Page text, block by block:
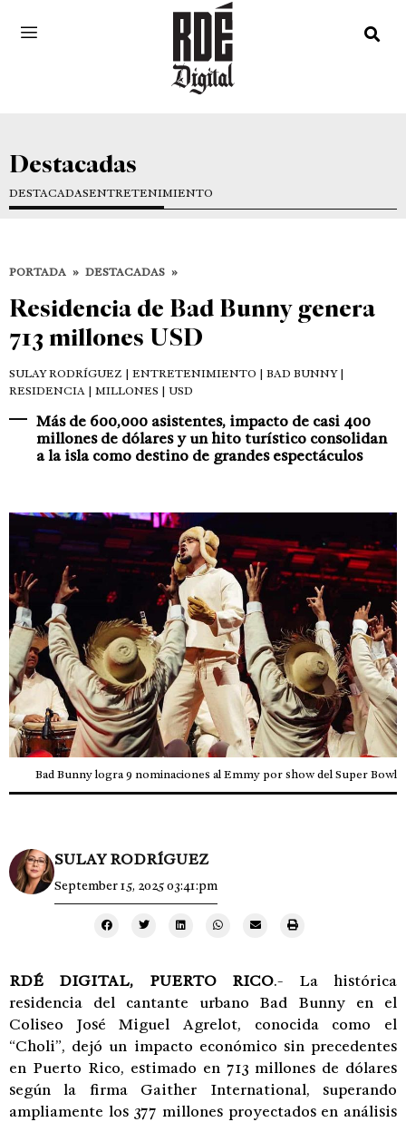
Destacadas
DESTACADASENTRETENIMIENTO
PORTADA » DESTACADAS »
Residencia de Bad Bunny genera
713 millones USD
SULAY RODRÍGUEZ | ENTRETENIMIENTO | BAD BUNNY |
RESIDENCIA | MILLONES | USD
Más de 600,000 asistentes, impacto de casi 400
millones de dólares y un hito turístico consolidan
a la isla como destino de grandes espectáculos
Bad Bunny logra 9 nominaciones al Emmy por show del Super Bowl
SULAY RODRÍGUEZ
September 15, 2025 03:41:pm
RDÉ DIGITAL, PUERTO RICO.- La histórica
residencia del cantante urbano Bad Bunny en el
Coliseo José Miguel Agrelot, conocida como el
“Choli”, dejó un impacto económico sin precedentes
en Puerto Rico, estimado en 713 millones de dólares
según la firma Gaither International, superando
ampliamente los 377 millones proyectados en análisis